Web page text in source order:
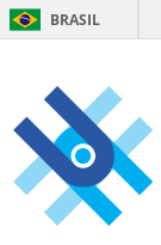
BRASIL